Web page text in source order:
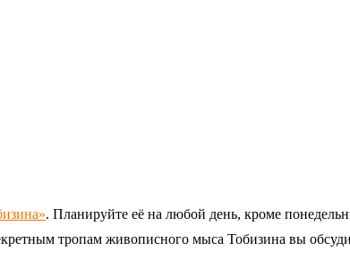
. Планируйте её на любой день, кроме
тропам живописного мыса Тобизина вы